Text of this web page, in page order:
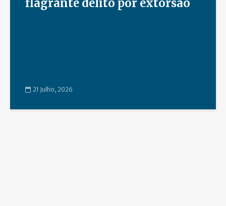
flagrante delito por extorsão
21 Julho, 2026